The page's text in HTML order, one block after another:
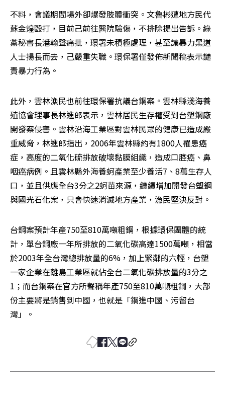
不料，會議期間場外卻爆發肢體衝突。文魯彬遭地方民代
蘇金煌毆打，目前己前往醫院驗傷，不排除提出告訴。綠
黨秘書長潘翰聲痛批，環署未積極處理，甚至讓暴力黑道
人士揚長而去，己嚴重失職。環保署僅發佈新聞稿表示譴
責暴力行為。
此外，雲林漁民也前往環保署抗議台鋼案。雲林縣淺海養
殖協會理事長林進郎表示，雲林居民生存權受到台塑鋼廠
開發案侵害。雲林沿海工業區對雲林民眾的健康已造成嚴
重威脅，林進郎指出，2006年雲林縣約有1800人罹患癌
症，高度的二氧化硫排放破壞黏膜組織，造成口腔癌、鼻
咽癌病例。且雲林縣外海養蚵產業至少養活7、8萬生存人
口，並且供應全台3分之2蚵苗來源，繼續增加開發台塑鋼
與國光石化案，只會快速消滅地方產業，漁民堅決反對。
台鋼案預計年產750至810萬噸粗鋼，根據環保團體的統
計，單台鋼廠一年所排放的二氧化碳高達1500萬噸，相當
於2003年全台灣總排放量的6%，加上緊鄰的六輕，台塑
一家企業在離島工業區就佔全台二氧化碳排放量的3分之
1；而台鋼案在官方所聲稱年產750至810萬噸粗鋼，大部
份主要將是銷售到中國，也就是「鋼進中國、污留台
灣」。